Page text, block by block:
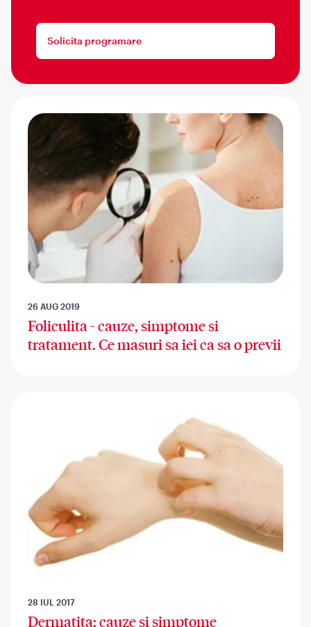
Solicita programare
26 AUG 2019
Foliculita - cauze, simptome si
tratament. Ce masuri sa iei ca sa o previi
28 IUL 2017
Dermatita: cauze si simptome